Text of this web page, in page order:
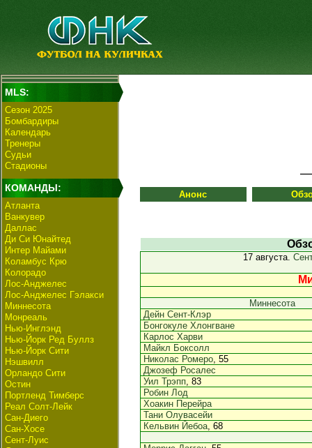
MLS:
Сезон 2025
Бомбардиры
Календарь
Тренеры
Судьи
Стадионы
КОМАНДЫ:
Атланта
Ванкувер
Даллас
Ди Си Юнайтед
Интер Майами
Коламбус Крю
Колорадо
Лос-Анджелес
Лос-Анджелес Гэлакси
Миннесота
Монреаль
Нью-Инглэнд
Нью-Йорк Ред Буллз
Нью-Йорк Сити
Нэшвилл
Орландо Сити
Остин
Портленд Тимберс
Реал Солт-Лейк
Сан-Диего
Сан-Хосе
Сент-Луис
Анонс
17 августа.
Миннесота
Дейн Сент-Клэр
Бонгокуле Хлонгване
Карлос Харви
Майкл Боксолл
Николас Ромеро, 55
Джозеф Росалес
Уил Трэпп, 83
Робин Лод
Хоакин Перейра
Тани Олувасейи
Кельвин Йебоа, 68